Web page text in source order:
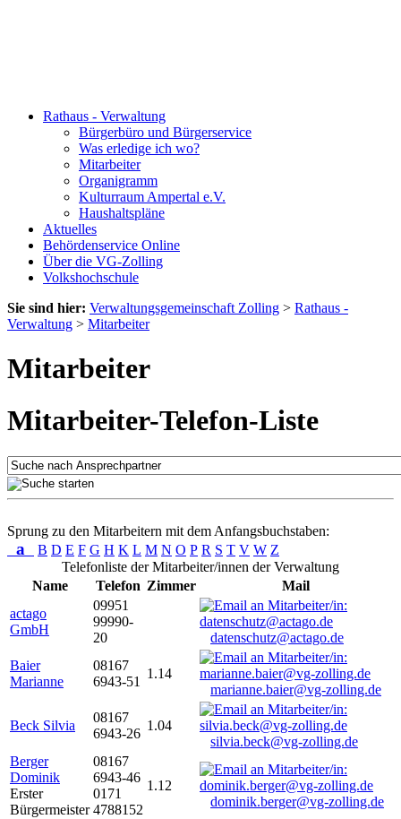
Rathaus - Verwaltung
Bürgerbüro und Bürgerservice
Was erledige ich wo?
Mitarbeiter
Organigramm
Kulturraum Ampertal e.V.
Haushaltspläne
Aktuelles
Behördenservice Online
Über die VG-Zolling
Volkshochschule
Sie sind hier: Verwaltungsgemeinschaft Zolling > Rathaus -
Verwaltung > Mitarbeiter
Mitarbeiter
Mitarbeiter-Telefon-Liste
Sprung zu den Mitarbeitern mit dem Anfangsbuchstaben:
a B D E F G H K L M N O P R S T V W Z
Telefonliste der Mitarbeiter/innen der Verwaltung
Name
Telefon Zimmer
Mail
actago
GmbH
09951
99990-
20
datenschutz@actago.de
Baier
Marianne
08167
6943-51
1.14
marianne.baier@vg-zolling.de
Beck Silvia
08167
6943-26
1.04
silvia.beck@vg-zolling.de
Berger
Dominik
Erster
Bürgermeister
08167
6943-46
0171
4788152
1.12
dominik.berger@vg-zolling.de